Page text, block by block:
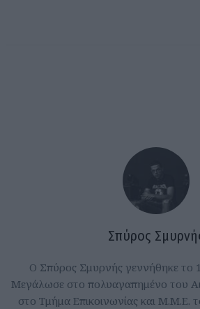
Σπύρος
Ο Σπύρος Σμυρνής γεννήθηκε το
Μεγάλωσε στο πολυαγαπημένο του
στο Τμήμα Επικοινωνίας και Μ.Μ.Ε.